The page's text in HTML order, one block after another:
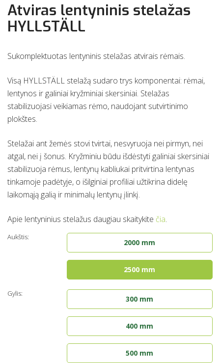
Atviras lentyninis stelažas
HYLLSTÄLL
Sukomplektuotas lentyninis stelažas atvirais rėmais.
Visą HYLLSTÄLL stelažą sudaro trys komponentai: rėmai,
lentynos ir galiniai kryžminiai skersiniai. Stelažas
stabilizuojasi veikiamas rėmo, naudojant sutvirtinimo
plokštes.
Stelažai ant žemės stovi tvirtai, nesvyruoja nei pirmyn, nei
atgal, nei į šonus. Kryžminiu būdu išdėstyti galiniai skersiniai
stabilizuoja rėmus, lentynų kabliukai pritvirtina lentynas
tinkamoje padėtyje, o išilginiai profiliai užtikrina didelę
laikomąją galią ir minimalų lentynų įlinkį.
Apie lentyninius stelažus daugiau skaitykite čia.
Aukštis:
2000 mm
2500 mm
Gylis:
300 mm
400 mm
500 mm